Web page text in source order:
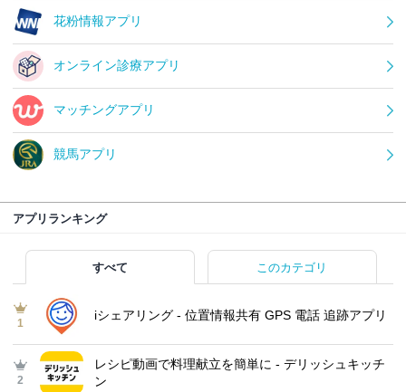
花粉情報アプリ
オンライン診療アプリ
マッチングアプリ
競馬アプリ
アプリランキング
すべて このカテゴリ
1
iシェアリング - 位置情報共有 GPS 電話 追跡アプリ
2
レシピ動画で料理献立を簡単‪に - デリッシュキッチ
ン